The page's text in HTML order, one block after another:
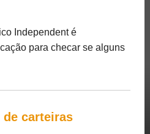
Independent é
para checar se alguns
de carteiras